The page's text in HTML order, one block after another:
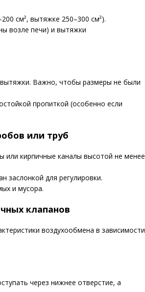
см², вытяжке 250–300 см²).
возле печи) и вытяжки
Важно, чтобы размеры не были
пропиткой (особенно если
или труб
или кирпичные каналы высотой не менее
для регулировки.
и мусора.
клапанов
воздухообмена в зависимости
через нижнее отверстие, а